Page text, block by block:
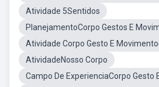
Atividade 5Sentidos
PlanejamentoCorpo Gestos E
Atividade Corpo Gesto E
AtividadeNosso Corpo
Campo De ExperienciaCorpo Gesto